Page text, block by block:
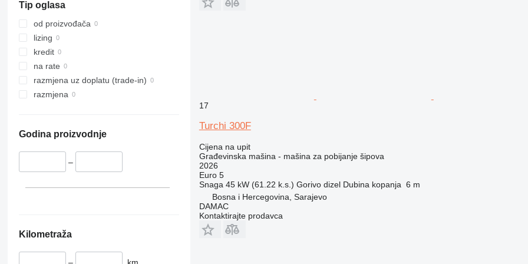
316
317
318
319
320
321
322
325
326
349
457
8008
8018
8025
8026
8030
8035
JZ
NXT
S-Series
E-series
Liftlux
Pecolift
R-series
Toucan
Tip oglasa
od proizvođača
lizing
kredit
na rate
razmjena uz doplatu (trade-in)
razmjena
Godina proizvodnje
–
Kilometraža
– km
17
Turchi 300F
Cijena na upit
Građevinska mašina - mašina za pobijanje šipova
2026
Euro 5
Snaga 45 kW (61.22 k.s.) Gorivo dizel Dubina kopanja 6 m
Bosna i Hercegovina, Sarajevo
DAMAC
Kontaktirajte prodavca